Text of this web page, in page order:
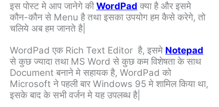
इस पोस्ट मे आप जानेगे कीWordPad क्या है और इसमे
कौन-कौन से Menu है तथा इसका उपयोग हम कैसे करेगे, तो
चलिये अब हम जानते है|
WordPad एक Rich Text Editor है, इसमे Notepad
से कुछ ज्यादा तथा MS Word से कुछ कम विशेषता के साथ
Document बनाने मे सहायक है, WordPad को
Microsoft ने पहली बार Windows 95 मे शामिल किया था,
इसके बाद के सभी वर्जन मे यह उपलब्ध है|